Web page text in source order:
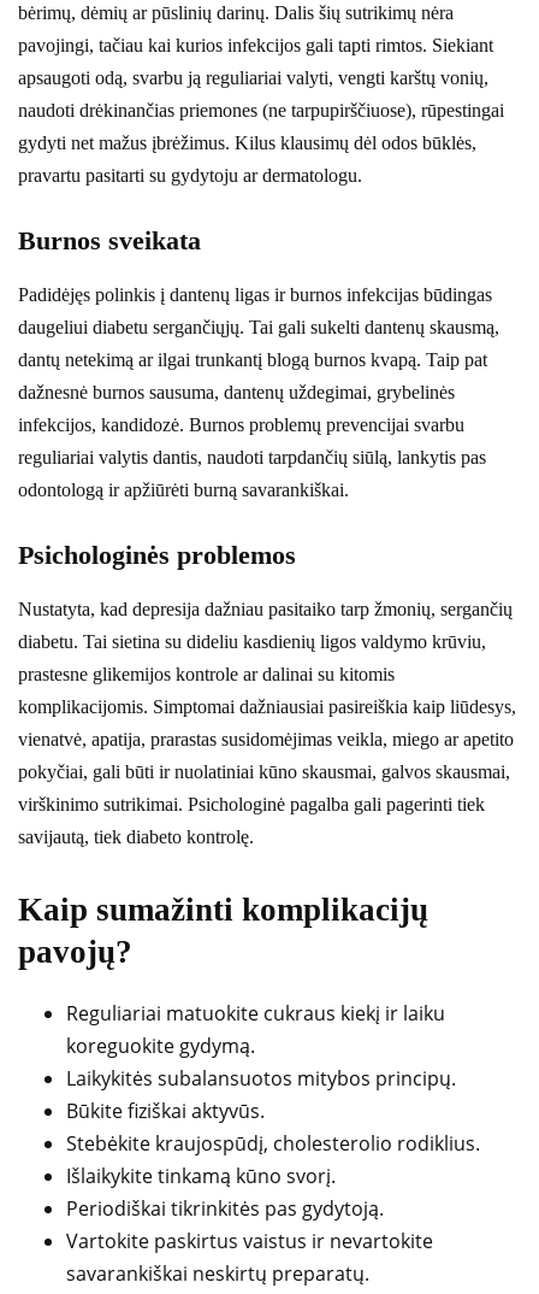
bėrimų, dėmių ar pūslinių darinų. Dalis šių sutrikimų nėra
pavojingi, tačiau kai kurios infekcijos gali tapti rimtos. Siekiant
apsaugoti odą, svarbu ją reguliariai valyti, vengti karštų vonių,
naudoti drėkinančias priemones (ne tarpupirščiuose), rūpestingai
gydyti net mažus įbrėžimus. Kilus klausimų dėl odos būklės,
pravartu pasitarti su gydytoju ar dermatologu.
Burnos sveikata
Padidėjęs polinkis į dantenų ligas ir burnos infekcijas būdingas
daugeliui diabetu sergančiųjų. Tai gali sukelti dantenų skausmą,
dantų netekimą ar ilgai trunkantį blogą burnos kvapą. Taip pat
dažnesnė burnos sausuma, dantenų uždegimai, grybelinės
infekcijos, kandidozė. Burnos problemų prevencijai svarbu
reguliariai valytis dantis, naudoti tarpdančių siūlą, lankytis pas
odontologą ir apžiūrėti burną savarankiškai.
Psichologinės problemos
Nustatyta, kad depresija dažniau pasitaiko tarp žmonių, sergančių
diabetu. Tai sietina su dideliu kasdienių ligos valdymo krūviu,
prastesne glikemijos kontrole ar dalinai su kitomis
komplikacijomis. Simptomai dažniausiai pasireiškia kaip liūdesys,
vienatvė, apatija, prarastas susidomėjimas veikla, miego ar apetito
pokyčiai, gali būti ir nuolatiniai kūno skausmai, galvos skausmai,
virškinimo sutrikimai. Psichologinė pagalba gali pagerinti tiek
savijautą, tiek diabeto kontrolę.
Kaip sumažinti komplikacijų
pavojų?
Reguliariai matuokite cukraus kiekį ir laiku
koreguokite gydymą.
Laikykitės subalansuotos mitybos principų.
Būkite fiziškai aktyvūs.
Stebėkite kraujospūdį, cholesterolio rodiklius.
Išlaikykite tinkamą kūno svorį.
Periodiškai tikrinkitės pas gydytoją.
Vartokite paskirtus vaistus ir nevartokite
savarankiškai neskirtų preparatų.